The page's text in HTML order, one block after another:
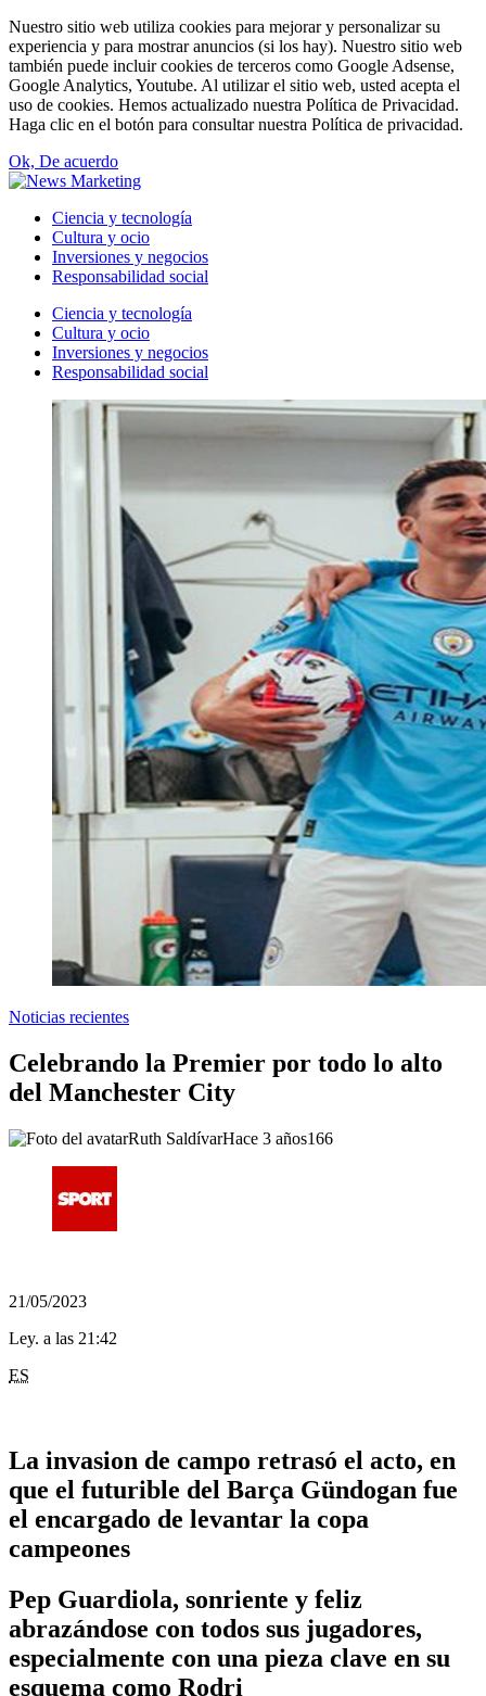
Nuestro sitio web utiliza cookies para mejorar y personalizar su
experiencia y para mostrar anuncios (si los hay). Nuestro sitio web
también puede incluir cookies de terceros como Google Adsense,
Google Analytics, Youtube. Al utilizar el sitio web, usted acepta el
uso de cookies. Hemos actualizado nuestra Política de Privacidad.
Haga clic en el botón para consultar nuestra Política de privacidad.
Ok, De acuerdo
Ciencia y tecnología
Cultura y ocio
Inversiones y negocios
Responsabilidad social
Ciencia y tecnología
Cultura y ocio
Inversiones y negocios
Responsabilidad social
Noticias recientes
Celebrando la Premier por todo lo alto
del Manchester City
Ruth SaldívarHace 3 años166
21/05/2023
Ley. a las 21:42
ES
La invasion de campo retrasó el acto, en
que el futurible del Barça Gündogan fue
el encargado de levantar la copa
campeones
Pep Guardiola, sonriente y feliz
abrazándose con todos sus jugadores,
especialmente con una pieza clave en su
esquema como Rodri